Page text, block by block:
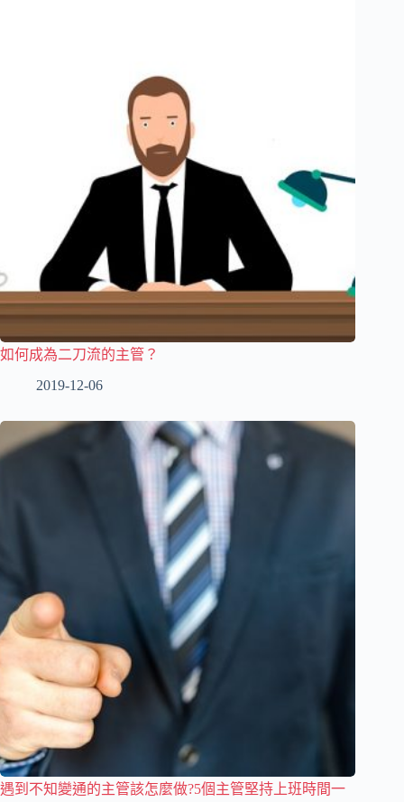
如何成為二刀流的主管？
2019-12-06
遇到不知變通的主管該怎麼做?5個主管堅持上班時間一